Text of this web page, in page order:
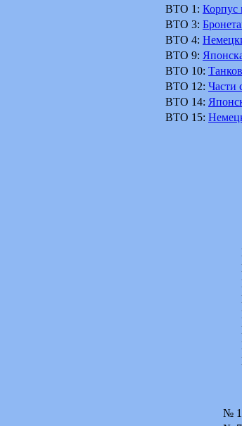
BTO 1: Корпус
BTO 3:
BTO 4:
BTO 9:
BTO 10:
BTO 12: Части
BTO 14:
BTO 15:
№